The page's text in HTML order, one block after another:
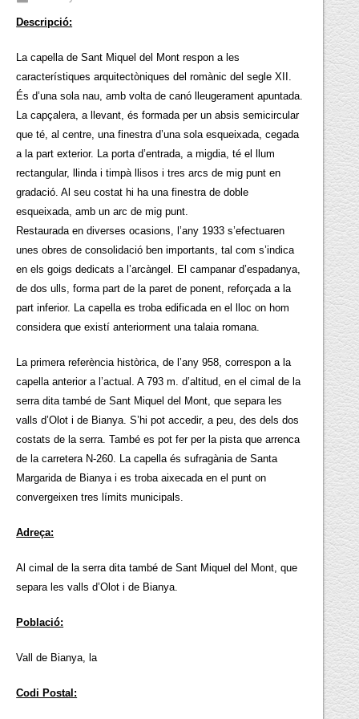
Descripció:
La capella de Sant Miquel del Mont respon a les
característiques arquitectòniques del romànic del segle XII.
És d’una sola nau, amb volta de canó lleugerament apuntada.
La capçalera, a llevant, és formada per un absis semicircular
que té, al centre, una finestra d’una sola esqueixada, cegada
a la part exterior. La porta d’entrada, a migdia, té el llum
rectangular, llinda i timpà llisos i tres arcs de mig punt en
gradació. Al seu costat hi ha una finestra de doble
esqueixada, amb un arc de mig punt.
Restaurada en diverses ocasions, l’any 1933 s’efectuaren
unes obres de consolidació ben importants, tal com s’indica
en els goigs dedicats a l’arcàngel. El campanar d’espadanya,
de dos ulls, forma part de la paret de ponent, reforçada a la
part inferior. La capella es troba edificada en el lloc on hom
considera que existí anteriorment una talaia romana.
La primera referència històrica, de l’any 958, correspon a la
capella anterior a l’actual. A 793 m. d’altitud, en el cimal de la
serra dita també de Sant Miquel del Mont, que separa les
valls d’Olot i de Bianya. S’hi pot accedir, a peu, des dels dos
costats de la serra. També es pot fer per la pista que arrenca
de la carretera N-260. La capella és sufragània de Santa
Margarida de Bianya i es troba aixecada en el punt on
convergeixen tres límits municipals.
Adreça:
Al cimal de la serra dita també de Sant Miquel del Mont, que
separa les valls d’Olot i de Bianya.
Població:
Vall de Bianya, la
Codi Postal: